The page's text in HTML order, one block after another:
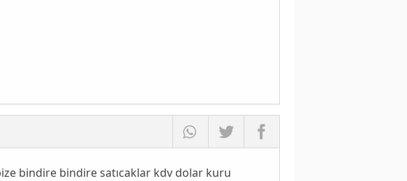
bindire bindire satıcaklar kdv dolar kuru